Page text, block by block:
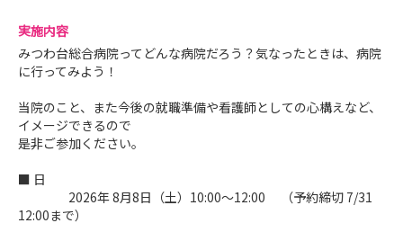
実施内容
みつわ台総合病院ってどんな病院だろう？気なったときは、病院
に行ってみよう！
当院のこと、また今後の就職準備や看護師としての心構えなど、
イメージできるので
是非ご参加ください。
■ 日
2026年 8月8日（土）10:00～12:00 （予約締切 7/31
12:00まで）